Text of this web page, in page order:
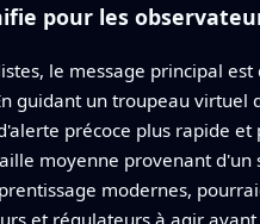
pour les
le message principal
guidant un troupeau
précoce plus rapide
moyenne provenant
modernes,
et régulateurs à agir